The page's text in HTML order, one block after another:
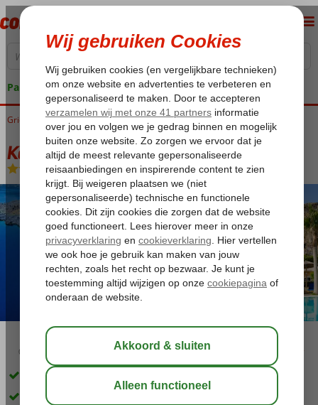
Pakketgarantie
Home
Griekenland Kreta Plakias Kalypso Cretan Village Resort & Spa
Kalypso Cretan Village Resort & Spa
All Inclusive- Hotel
03:30
Schitterend gelegen vlak bij Plakias
Unieke ligging aan zee